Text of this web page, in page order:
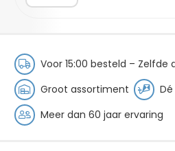
68
aantal
Voor 15:00 besteld – Zelfde
Groot assortiment
Meer dan 60 jaar ervaring